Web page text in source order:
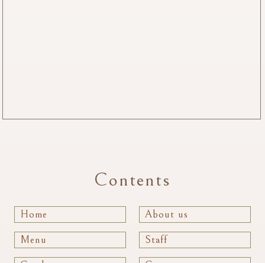
Contents
Home About us
Menu Staff